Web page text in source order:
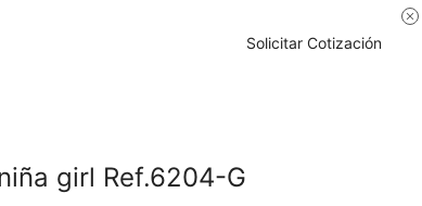
Solicitar Cotización
girl Ref.6204-G